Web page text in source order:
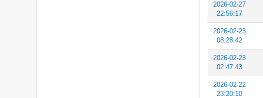
2026-02-27
22:56:17
2026-02-23
08:28:42
2026-02-23
02:47:43
2026-02-22
23:20:10